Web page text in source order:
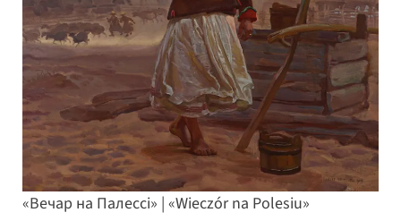
«Вечар на Палессі» | «Wieczór na Polesiu»